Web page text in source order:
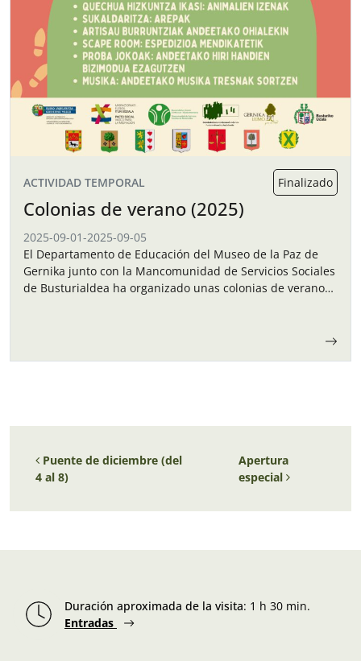
ACTIVIDAD TEMPORAL Finalizado
Colonias de verano (2025)
2025-09-01-2025-09-05
El Departamento de Educación del Museo de la Paz de
Gernika junto con la Mancomunidad de Servicios Sociales
de Busturialdea ha organizado unas colonias de verano
Navegación de entradas
Puente de diciembre (del
4 al 8)
Apertura
especial
Duración aproximada de la visita: 1 h 30 min.
Entradas